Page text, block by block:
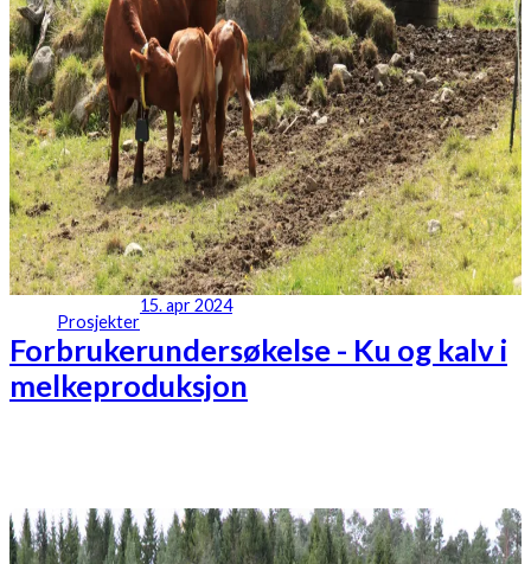
Prosjekter
15. apr 2024
Forbrukerundersøkelse - Ku og kalv i
melkeproduksjon